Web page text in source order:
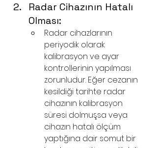
Radar Cihazının Hatalı
Olması:
Radar cihazlarının
periyodik olarak
kalibrasyon ve ayar
kontrollerinin yapılması
zorunludur. Eğer cezanın
kesildiği tarihte radar
cihazının kalibrasyon
süresi dolmuşsa veya
cihazın hatalı ölçüm
yaptığına dair somut bir